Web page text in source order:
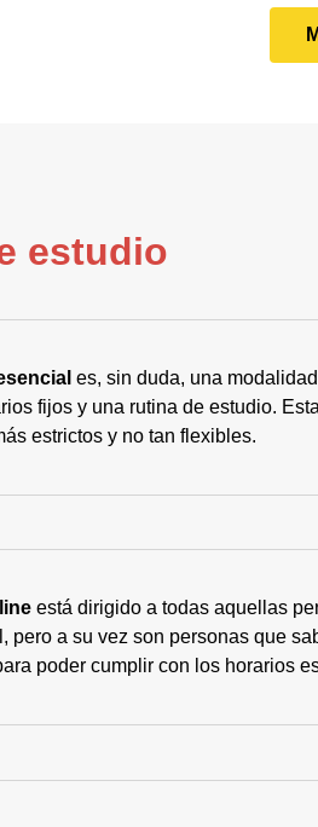
estudio
es, sin duda, una
fijos y una rutina de estudio.
estrictos y no tan flexibles.
está dirigido a todas aquellas
pero a su vez son personas que
poder cumplir con los horarios